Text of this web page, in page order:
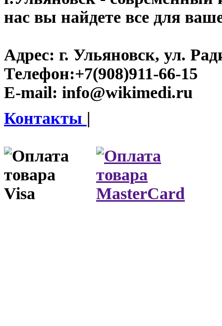
нас вы найдете все для
Адрес: г. Ульяновск, ул.
Телефон:+7(908)911-66-15
E-mail: info@wikimedi.ru
Контакты |